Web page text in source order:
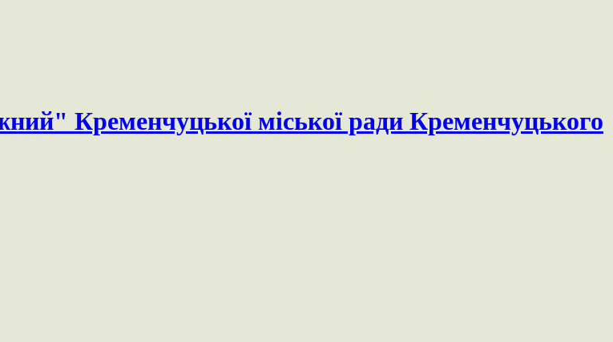
Кременчуцької міської ради Кременчуцького